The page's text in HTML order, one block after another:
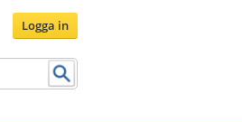
Logga in